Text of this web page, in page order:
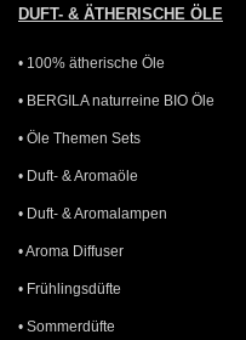
DUFT- & ÄTHERISCHE ÖLE
• 100% ätherische Öle
• BERGILA naturreine BIO Öle
• Öle Themen Sets
• Duft- & Aromaöle
• Duft- & Aromalampen
• Aroma Diffuser
• Frühlingsdüfte
• Sommerdüfte